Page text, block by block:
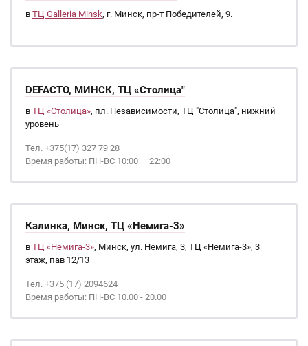
в ТЦ Galleria Minsk, г. Минск, пр-т Победителей, 9.
DEFACTO, МИНСК, ТЦ «Столица"
в ТЦ «Столица», пл. Независимости, ТЦ "Столица", нижний
уровень
Тел. +375(17) 327 79 28
Время работы: ПН-ВС 10:00 — 22:00
Калинка, Минск, ТЦ «Немига-3»
в ТЦ «Немига-3», Минск, ул. Немига, 3, ТЦ «Немига-3», 3
этаж, пав 12/13
Тел. +375 (17) 2094624
Время работы: ПН-ВС 10.00 - 20.00